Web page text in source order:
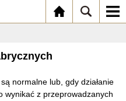
normalne lub, gdy działanie
wynikać z przeprowadzanych